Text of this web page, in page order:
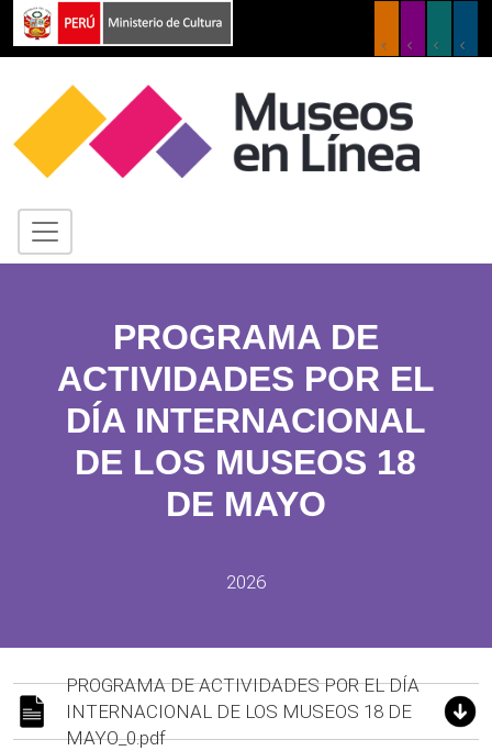
PROGRAMA DE
ACTIVIDADES POR EL
DÍA INTERNACIONAL
DE LOS MUSEOS 18
DE MAYO
2026
PROGRAMA DE ACTIVIDADES POR EL DÍA
INTERNACIONAL DE LOS MUSEOS 18 DE
MAYO_0.pdf